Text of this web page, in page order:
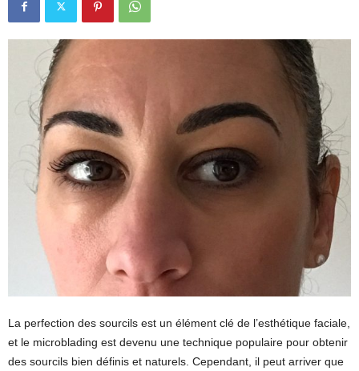
La perfection des sourcils est un élément clé de l’esthétique faciale,
et le microblading est devenu une technique populaire pour obtenir
des sourcils bien définis et naturels. Cependant, il peut arriver que